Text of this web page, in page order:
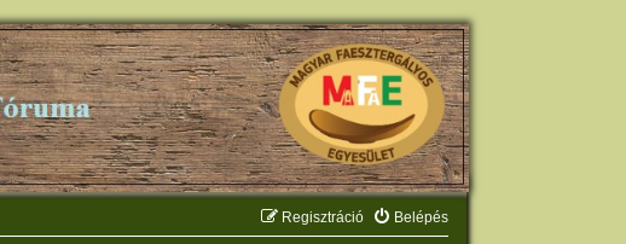
Belépés
Regisztráció